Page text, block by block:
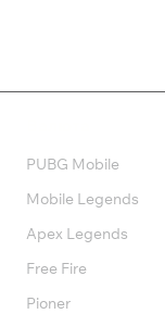
PUBG Mobile
Mobile Legends
Apex Legends
Free Fire
Pioner